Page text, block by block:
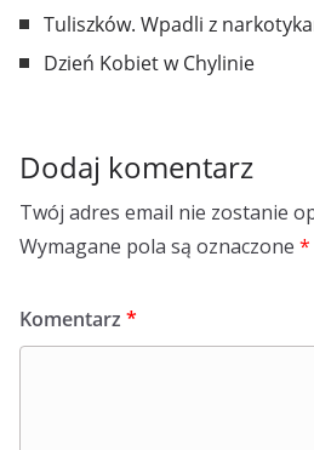
Tuliszków. Wpadli z
Dzień Kobiet w Chylinie
Dodaj komentarz
Twój adres email nie zostanie
Wymagane pola są oznaczone *
Komentarz *